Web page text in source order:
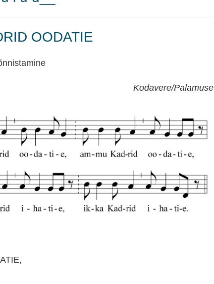
OODATIE
Kodavere/Palamuse